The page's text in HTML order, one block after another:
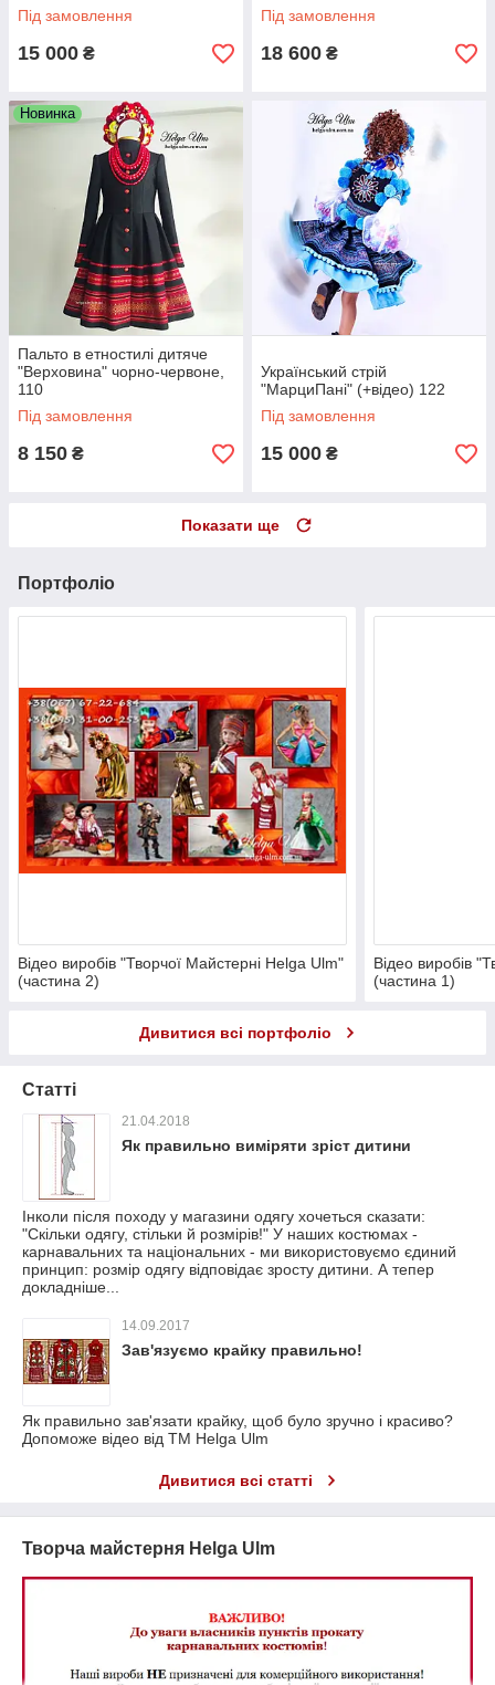
Під замовлення
15 000 ₴
Під замовлення
18 600 ₴
Новинка
Пальто в етностилі дитяче
"Верховина" чорно-червоне,
110
Під замовлення
8 150 ₴
Український стрій
"МарциПані" (+відео) 122
Під замовлення
15 000 ₴
Показати ще
Портфоліо
Відео виробів "Творчої Майстерні Helga Ulm"
(частина 2)
Відео виробів
(частина 1)
Дивитися всі портфоліо
Статті
21.04.2018
Як правильно виміряти зріст дитини
Інколи після походу у магазини одягу хочеться сказати:
"Скільки одягу, стільки й розмірів!" У наших костюмах -
карнавальних та національних - ми використовуємо єдиний
принцип: розмір одягу відповідає зросту дитини. А тепер
докладніше...
14.09.2017
Зав'язуємо крайку правильно!
Як правильно зав'язати крайку, щоб було зручно і красиво?
Допоможе відео від ТМ Helga Ulm
Дивитися всі статті
Творча майстерня Helga Ulm